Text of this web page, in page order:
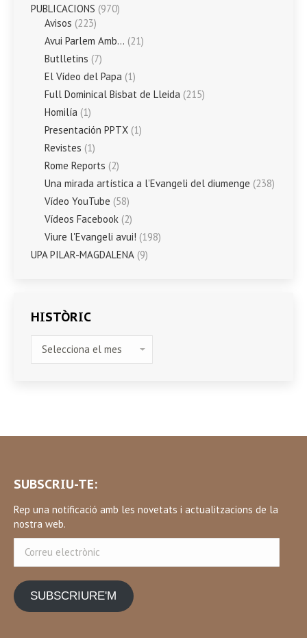
PUBLICACIONS (970)
Avisos (223)
Avui Parlem Amb… (21)
Butlletins (7)
El Vídeo del Papa (1)
Full Dominical Bisbat de Lleida (215)
Homilía (1)
Presentación PPTX (1)
Revistes (1)
Rome Reports (2)
Una mirada artística a l’Evangeli del diumenge (238)
Vídeo YouTube (58)
Vídeos Facebook (2)
Viure l'Evangeli avui! (198)
UPA PILAR-MAGDALENA (9)
HISTÒRIC
SUBSCRIU-TE:
Rep una notificació amb les novetats i actualitzacions de la
nostra web.
electrònic
SUBSCRIURE'M